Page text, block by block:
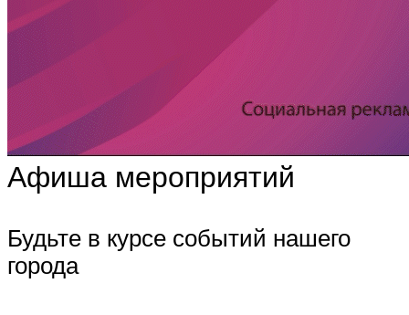
Афиша мероприятий
Будьте в курсе событий нашего
города